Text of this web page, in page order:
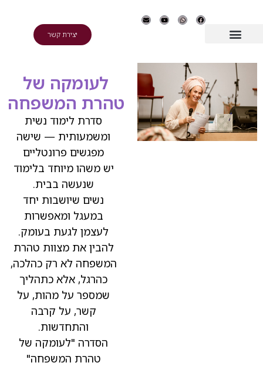
יצירת קשר
לעומקה של
טהרת המשפחה
סדרת לימוד נשית
ומשמעותית — שישה
מפגשים פרונטליים
יש משהו מיוחד בלימוד
שנעשה בבית.
נשים שיושבות יחד
במעגל ומאפשרות
לעצמן לגעת בעומק.
להבין את מצוות טהרת
המשפחה לא רק כהלכה,
כהרגל, אלא כתהליך
שמספר על מהות, על
קשר, על קרבה
והתחדשות.
הסדרה "לעומקה של
טהרת המשפחה"